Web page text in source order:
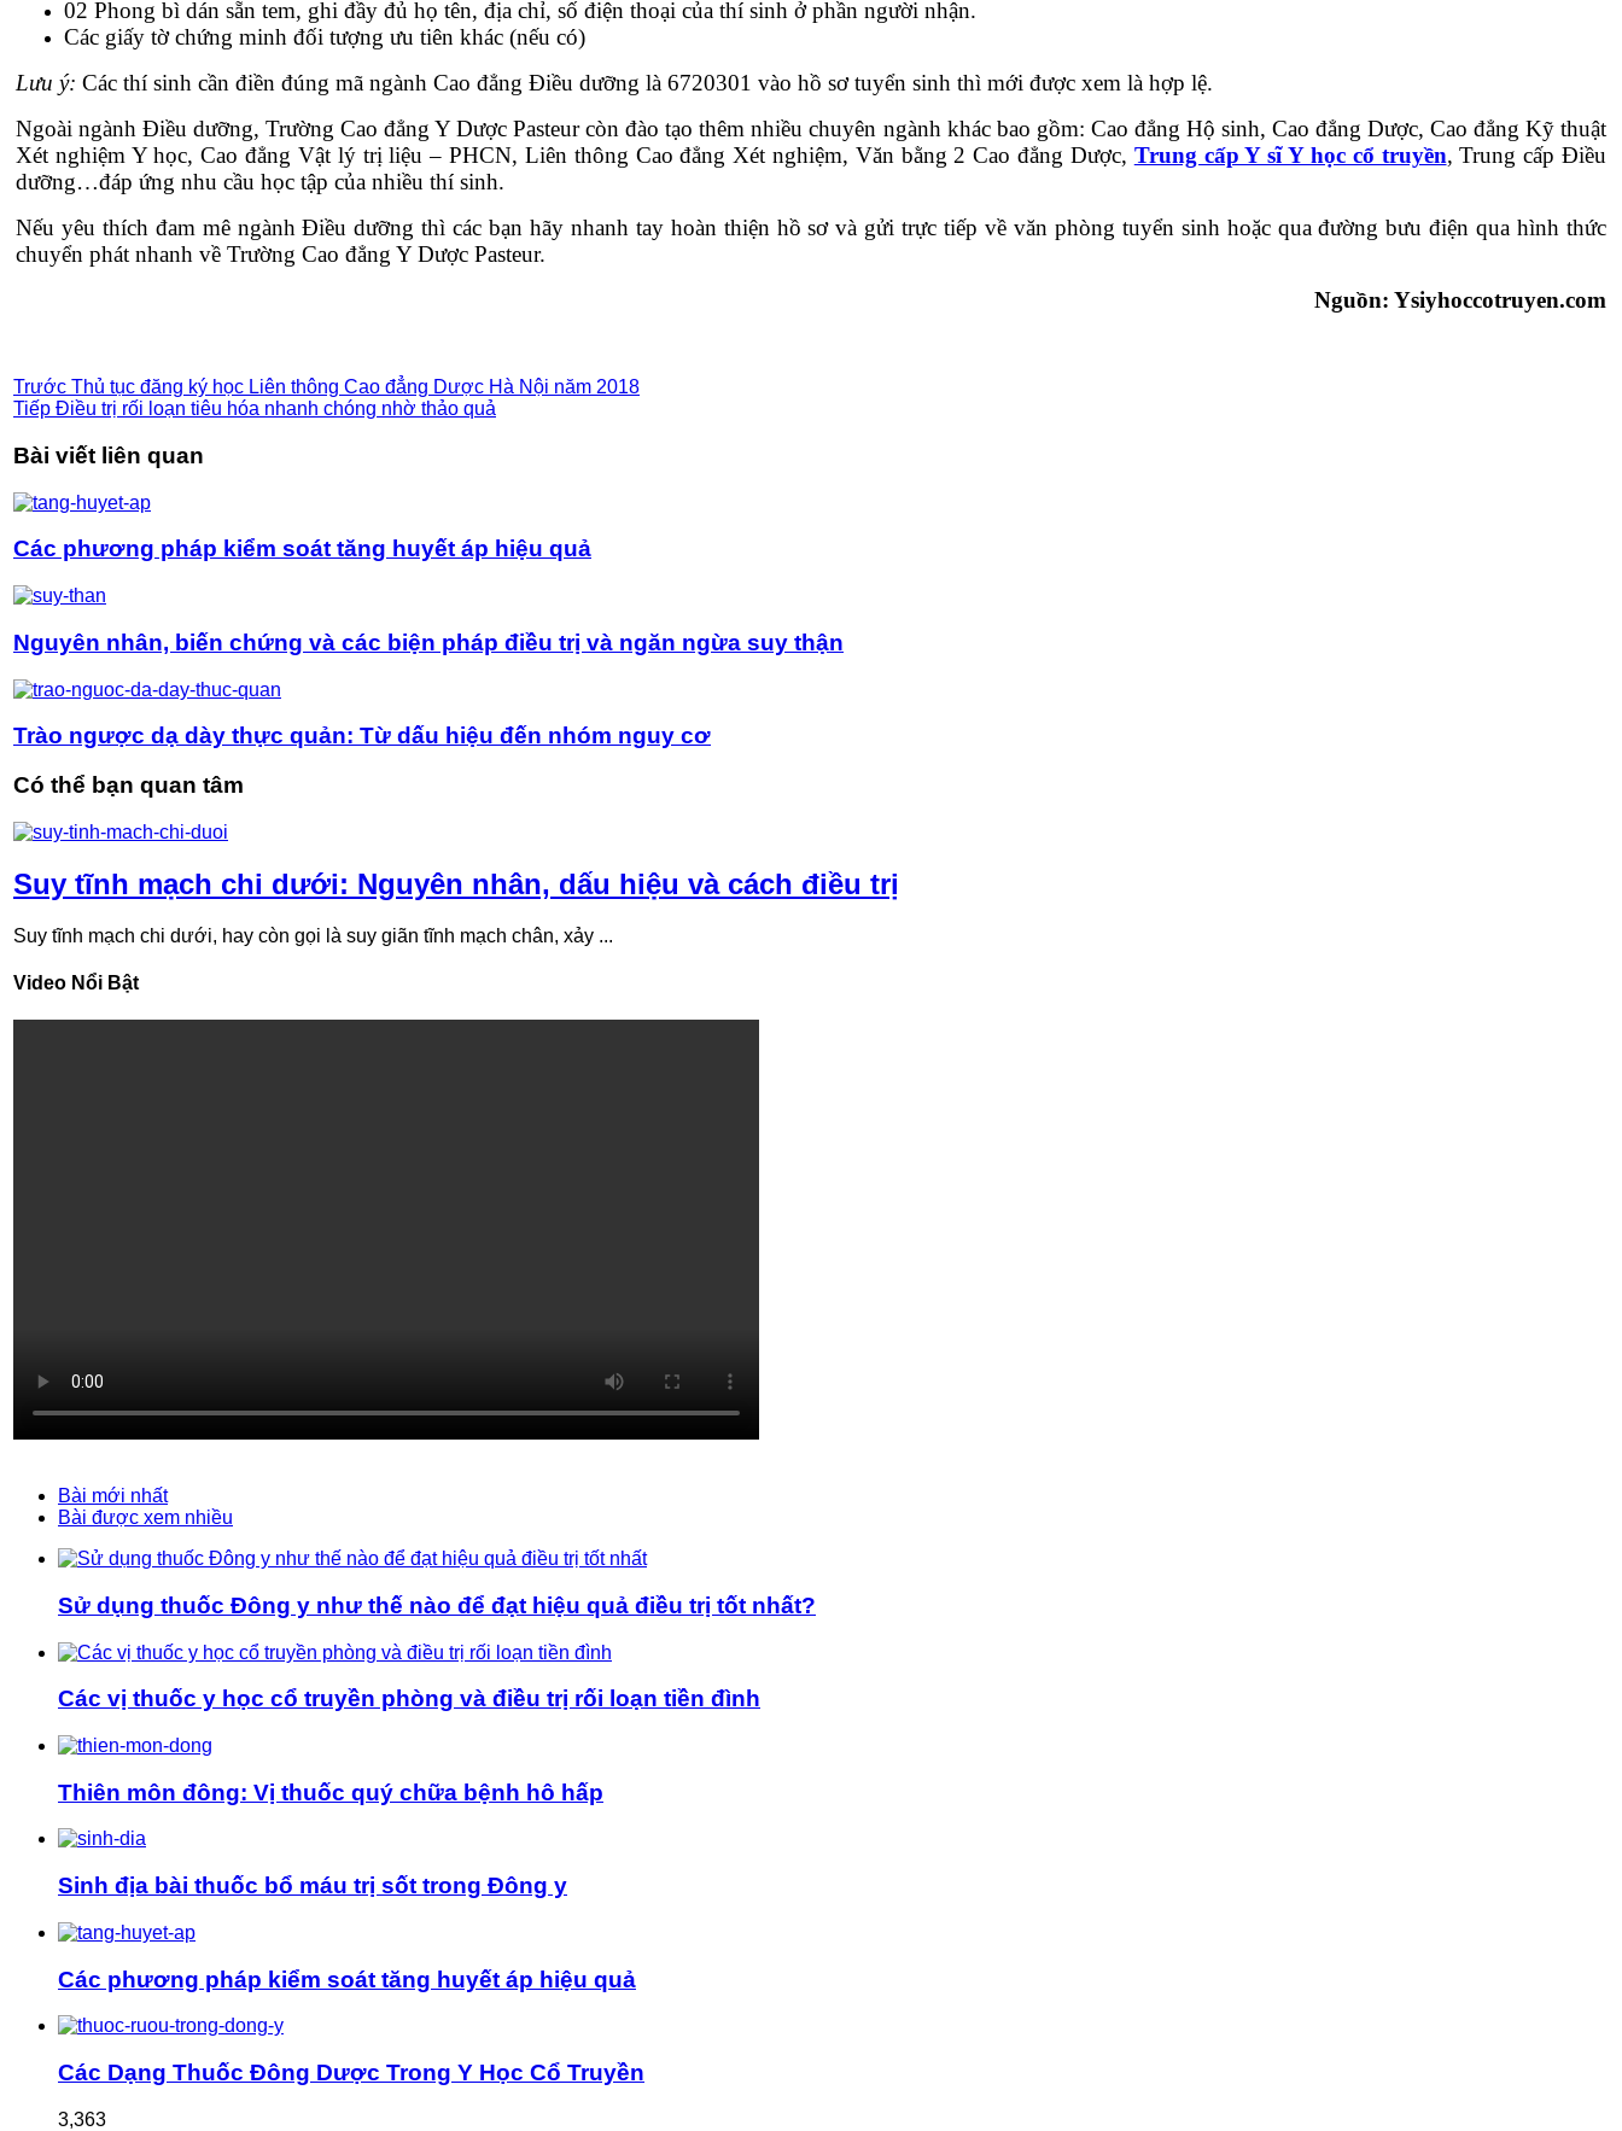
02 Phong bì dán sẵn tem, ghi đầy đủ họ tên, địa chỉ, số điện thoại của thí sinh ở phần người nhận.
Các giấy tờ chứng minh đối tượng ưu tiên khác (nếu có)
Lưu ý: Các thí sinh cần điền đúng mã ngành Cao đẳng Điều dưỡng là 6720301 vào hồ sơ tuyển sinh thì mới được xem là hợp lệ.
Ngoài ngành Điều dưỡng, Trường Cao đẳng Y Dược Pasteur còn đào tạo thêm nhiều chuyên ngành khác bao gồm: Cao đẳng Hộ sinh, Cao đẳng Dược, Cao đẳng Kỹ thuật
Xét nghiệm Y học, Cao đẳng Vật lý trị liệu – PHCN, Liên thông Cao đẳng Xét nghiệm, Văn bằng 2 Cao đẳng Dược, Trung cấp Y sĩ Y học cổ truyền, Trung cấp Điều
dưỡng…đáp ứng nhu cầu học tập của nhiều thí sinh.
Nếu yêu thích đam mê ngành Điều dưỡng thì các bạn hãy nhanh tay hoàn thiện hồ sơ và gửi trực tiếp về văn phòng tuyển sinh hoặc qua đường bưu điện qua hình thức
chuyển phát nhanh về Trường Cao đẳng Y Dược Pasteur.
Nguồn: Ysiyhoccotruyen.com
Trước Thủ tục đăng ký học Liên thông Cao đẳng Dược Hà Nội năm 2018
Tiếp Điều trị rối loạn tiêu hóa nhanh chóng nhờ thảo quả
Bài viết liên quan
Các phương pháp kiểm soát tăng huyết áp hiệu quả
Nguyên nhân, biến chứng và các biện pháp điều trị và ngăn ngừa suy thận
Trào ngược dạ dày thực quản: Từ dấu hiệu đến nhóm nguy cơ
Có thể bạn quan tâm
Suy tĩnh mạch chi dưới: Nguyên nhân, dấu hiệu và cách điều trị
Suy tĩnh mạch chi dưới, hay còn gọi là suy giãn tĩnh mạch chân, xảy ...
Video Nổi Bật
Bài mới nhất
Bài được xem nhiều
Sử dụng thuốc Đông y như thế nào để đạt hiệu quả điều trị tốt nhất?
Các vị thuốc y học cổ truyền phòng và điều trị rối loạn tiền đình
Thiên môn đông: Vị thuốc quý chữa bệnh hô hấp
Sinh địa bài thuốc bổ máu trị sốt trong Đông y
Các phương pháp kiểm soát tăng huyết áp hiệu quả
Các Dạng Thuốc Đông Dược Trong Y Học Cổ Truyền
3,363